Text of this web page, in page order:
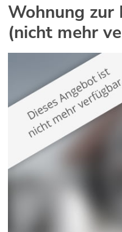
Wohnung zur
(nicht mehr